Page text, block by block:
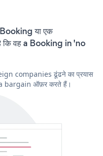
या एक
कि वह a Booking in 'no
companies ढूंढने का प्रयास
bargain ऑफ़र करते हैं।